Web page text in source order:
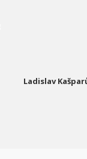
Ladislav